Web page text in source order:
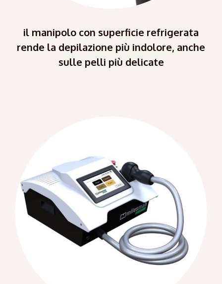
il manipolo con superficie refrigerata
rende la depilazione più indolore, anche
sulle pelli più delicate